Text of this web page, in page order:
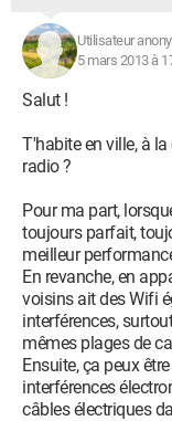
Utilisateur
5 mars 2013 à
Salut !
T'habite en ville, à
radio ?
Pour ma part,
toujours parfait,
meilleur
En revanche, en
voisins ait des Wifi
interférences,
mêmes plages de
Ensuite, ça peux
interférences
câbles électriques